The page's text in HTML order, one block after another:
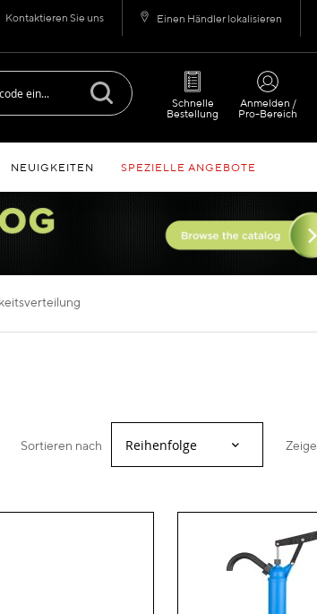
Kontaktieren Sie uns Einen Händler lokalisieren
Schnelle
Bestellung
Anmelden /
Pro-Bereich
NEUIGKEITEN SPEZIELLE ANGEBOTE
Zeige
Sortieren nach